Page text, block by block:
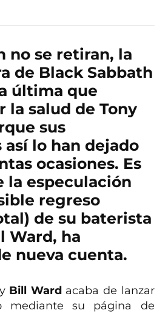
no se retiran, la
de Black Sabbath
última que
la salud de Tony
sus
lo han dejado
ocasiones. Es
la especulación
regreso
de su baterista
Ward, ha
nueva cuenta.
Bill Wardacaba de lanzar
mediante su página de